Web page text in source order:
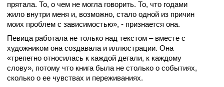
прятала. То, о чем не могла говорить. То, что годами
жило внутри меня и, возможно, стало одной из причин
моих проблем с зависимостью», - признается она.
Певица работала не только над текстом – вместе с
художником она создавала и иллюстрации. Она
«трепетно относилась к каждой детали, к каждому
слову», потому что книга была не столько о событиях,
сколько о ее чувствах и переживаниях.